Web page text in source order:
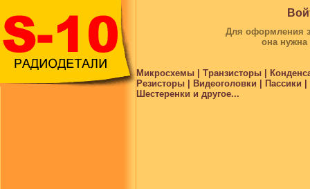
Для оформления
она
Микросхемы | Транзисторы |
Резисторы | Видеоголовки |
Шестеренки и другое...